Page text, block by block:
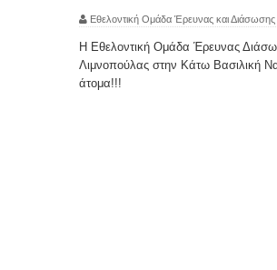
Εθελοντική Ομάδα Έρευνας και
Η Εθελοντική Ομάδα Έρευνας
Λιμνοπούλας στην Κάτω Βασιλική
άτομα!!!